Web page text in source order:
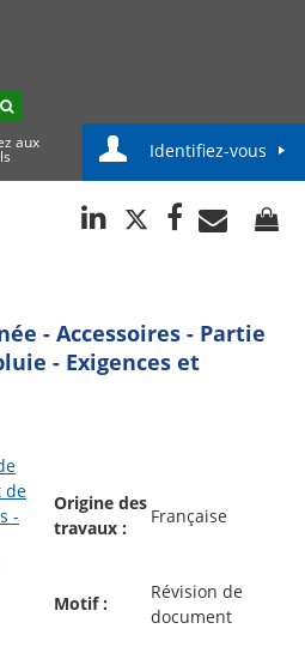
aux Identifiez-vous
- Accessoires - Partie
- Exigences et
de
-
Origine des
travaux :
Française
Motif :
Révision de
document